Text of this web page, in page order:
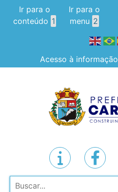
Ir para o
conteúdo 1
Ir para o
menu 2
Acesso à informação
Pesquisar